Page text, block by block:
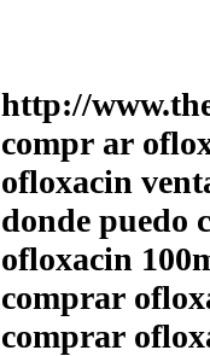
http://
compr ar
ofloxacin
donde puedo
ofloxacin
comprar
comprar